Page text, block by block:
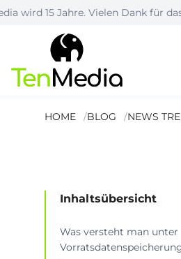
Jahre. Vielen Dank für das
HOME BLOG NEWS
nicht
Inhaltsübersicht
Was versteht man unter